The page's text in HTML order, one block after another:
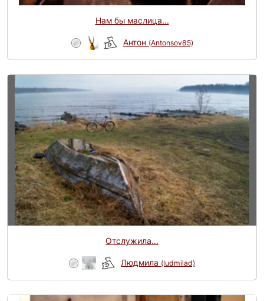
Нам бы маслица...
Антон (Antonsov85)
Отслужила...
Людмила (ludmilad)